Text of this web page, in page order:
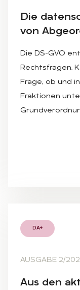
Die
von
Die DS-GVO
Rechtsfragen.
Frage, ob und
Fraktionen
DA+
AUSGABE 2/
Aus den